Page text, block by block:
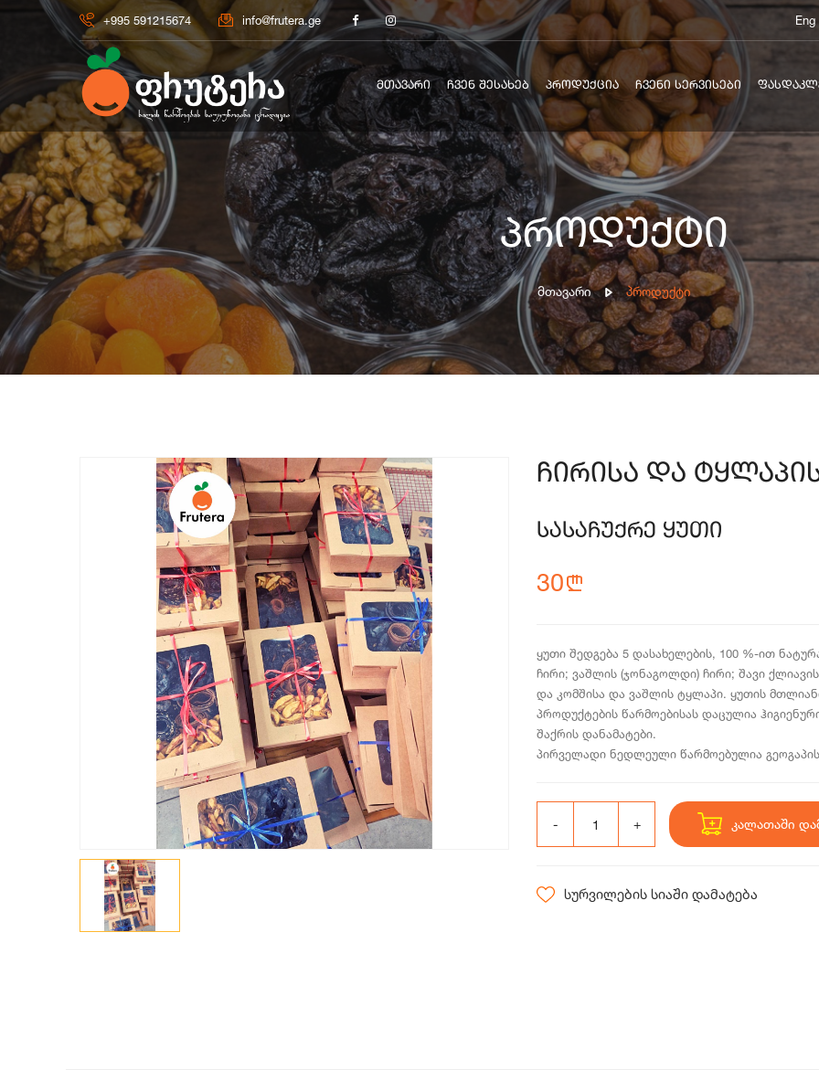
+995 591215674 info@frutera.ge Eng
ᲛᲗᲐᲕᲐᲠᲘ
ᲩᲕᲔᲜ ᲨᲔᲡᲐᲮᲔᲑ ᲞᲠᲝᲓᲣᲥᲪᲘᲐ ᲩᲕᲔᲜᲘ ᲡᲔᲠᲕᲘᲡᲔᲑᲘ
პროდუქტი
Მთავარი Პროდუქტი
ჩირისა და
სასაჩუქრე ყუთი
30n
ყუთი შედგება 5 დასახელების, 100 %-ით
ჩირი; ვაშლის (ჯონაგოლდი) ჩირი; შავი
და კომშისა და ვაშლის ტყლაპი. ყუთის
პროდუქტების წარმოებისას დაცულია
შაქრის დანამატები.
პირველადი ნედლეული წარმოებულია
კალათაში
სურვილების სიაში დამატება